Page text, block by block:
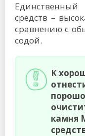
средств –
сравнению с
содой.
К
камня